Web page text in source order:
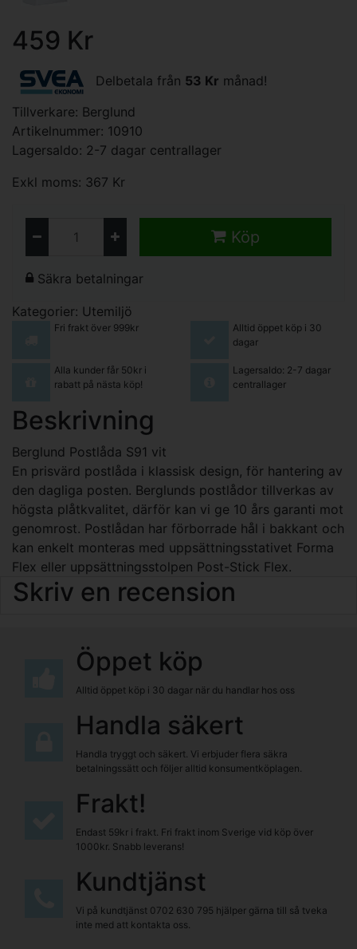
459 Kr
Delbetala från 53 Kr månad!
Tillverkare: Berglund
Artikelnummer: 10910
Lagersaldo: 2-7 dagar centrallager
Exkl moms: 367 Kr
Köp
Säkra betalningar
Kategorier: Utemiljö
Fri frakt över 999kr
Alltid öppet köp i 30
dagar
Alla kunder får 50kr i
rabatt på nästa köp!
Lagersaldo: 2-7 dagar
centrallager
Beskrivning
Berglund Postlåda S91 vit
En prisvärd postlåda i klassisk design, för hantering av
den dagliga posten. Berglunds postlådor tillverkas av
högsta plåtkvalitet, därför kan vi ge 10 års garanti mot
genomrost. Postlådan har förborrade hål i bakkant och
kan enkelt monteras med uppsättningsstativet Forma
Flex eller uppsättningsstolpen Post-Stick Flex.
Skriv en recension
Öppet köp
Alltid öppet köp i 30 dagar när du handlar hos oss
Handla säkert
Handla tryggt och säkert. Vi erbjuder flera säkra
betalningssätt och följer alltid konsumentköplagen.
Frakt!
Endast 59kr i frakt. Fri frakt inom Sverige vid köp över
1000kr. Snabb leverans!
Kundtjänst
Vi på kundtjänst 0702 630 795 hjälper gärna till så tveka
inte med att kontakta oss.